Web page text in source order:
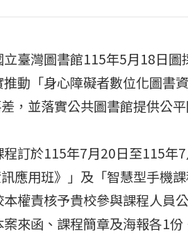
立臺灣圖書館115年5月18日
動「身心障礙者數位化圖書
，並落實公共圖書館提供公
程訂於115年7月20日至115年
應用班》」及「智慧型手機
權責核予貴校參與課程人員
來函、課程簡章及海報各1份